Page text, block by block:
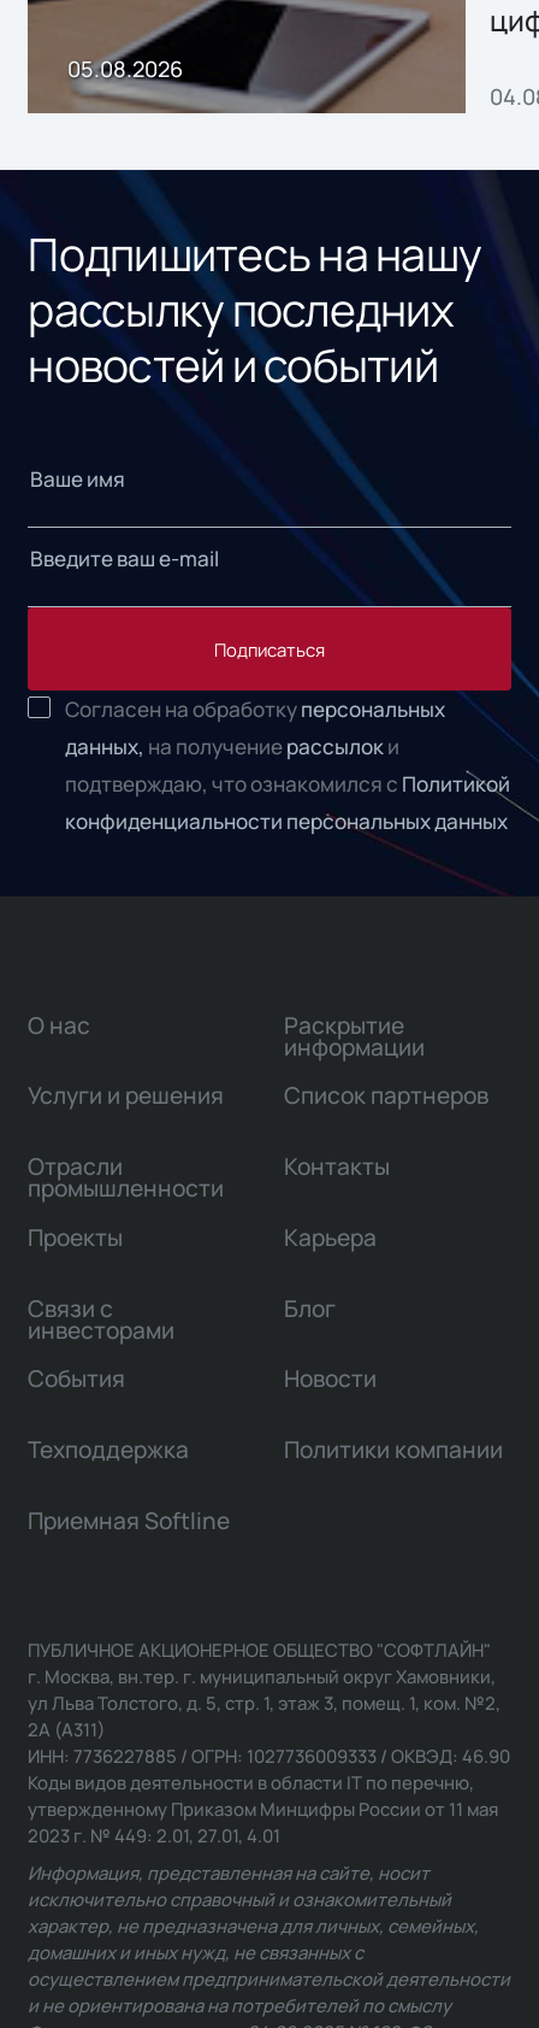
05.08.2026
Подпишитесь на нашу
рассылку последних
новостей и событий
Подписаться
Согласен на обработкуперсональных
данных, на получениерассылоки
подтверждаю, что ознакомился с Политикой
конфиденциальности персональных данных
О нас
Услуги и решения
Отрасли
промышленности
Проекты
Связи с
инвесторами
Раскрытие
информации
Список партнеров
Контакты
Карьера
Блог
События Новости
Техподдержка Политики компании
Приемная Softline
ПУБЛИЧНОЕ АКЦИОНЕРНОЕ ОБЩЕСТВО "СОФТЛАЙН"
г. Москва, вн.тер. г. муниципальный округ Хамовники,
ул Льва Толстого, д. 5, стр. 1, этаж 3, помещ. 1, ком. №2,
2А (А311)
ИНН: 7736227885 / ОГРН: 1027736009333 / ОКВЭД: 46.90
Коды видов деятельности в области IT по перечню,
утвержденному Приказом Минцифры России от 11 мая
2023 г. № 449: 2.01, 27.01, 4.01
Информация, представленная на сайте, носит
исключительно справочный и ознакомительный
характер, не предназначена для личных, семейных,
домашних и иных нужд, не связанных с
осуществлением предпринимательской деятельности
и не ориентирована на потребителей по смыслу